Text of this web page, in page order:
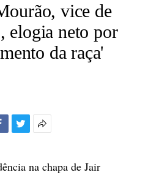
vice de
elogia neto por
da raça'
compartilhamento
na chapa de Jair